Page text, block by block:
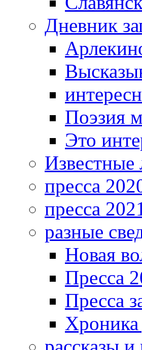
Дневник
Поэзия
Это
пресса
пресса 2021
разные
Новая
Пресса
Пресса
Хроника